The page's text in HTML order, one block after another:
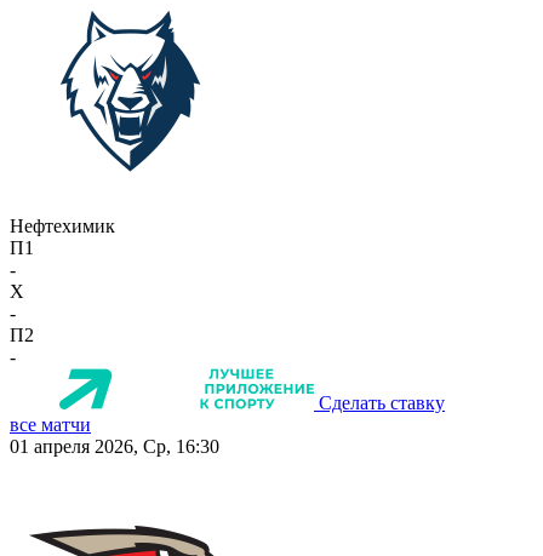
Нефтехимик
П1
-
X
-
П2
-
Сделать ставку
все матчи
01 апреля 2026, Ср, 16:30